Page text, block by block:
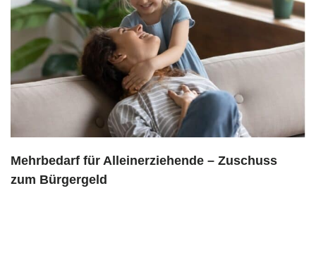
Mehrbedarf für Alleinerziehende – Zuschuss
zum Bürgergeld